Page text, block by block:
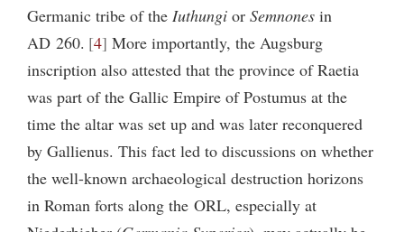
Germanic tribe of the Iuthungi or Semnones in
AD 260. 4 More importantly, the Augsburg
inscription also attested that the province of Raetia
was part of the Gallic Empire of Postumus at the
time the altar was set up and was later reconquered
by Gallienus. This fact led to discussions on whether
the well-known archaeological destruction horizons
in Roman forts along the ORL, especially at